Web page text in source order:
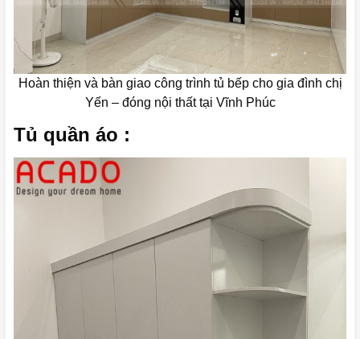
Hoàn thiện và bàn giao công trình tủ bếp cho gia đình chị
Yến – đóng nội thất tại Vĩnh Phúc
Tủ quần áo :